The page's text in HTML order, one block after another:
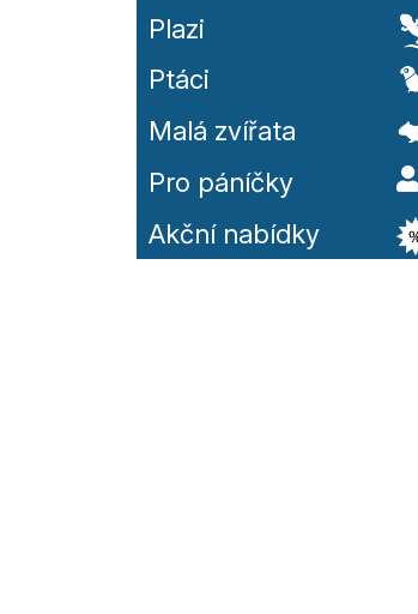
Plazi
Ptáci
Malá zvířata
Pro páníčky
Akční nabídky